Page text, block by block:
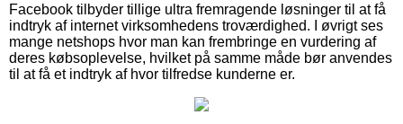
Facebook tilbyder tillige ultra fremragende løsninger til at få
indtryk af internet virksomhedens troværdighed. I øvrigt ses
mange netshops hvor man kan frembringe en vurdering af
deres købsoplevelse, hvilket på samme måde bør anvendes
til at få et indtryk af hvor tilfredse kunderne er.